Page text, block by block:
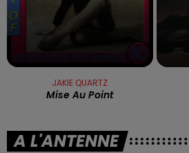
JAKIE QUARTZ
Mise Au Point
A L'ANTENNE